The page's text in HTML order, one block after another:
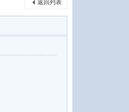
返回列表